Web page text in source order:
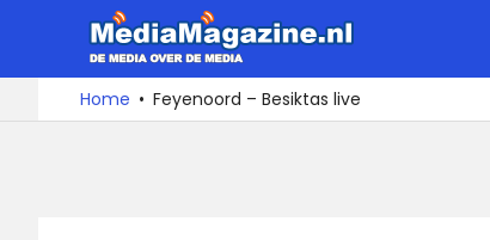
de
De
media
over
Home Feyenoord – Besiktas live